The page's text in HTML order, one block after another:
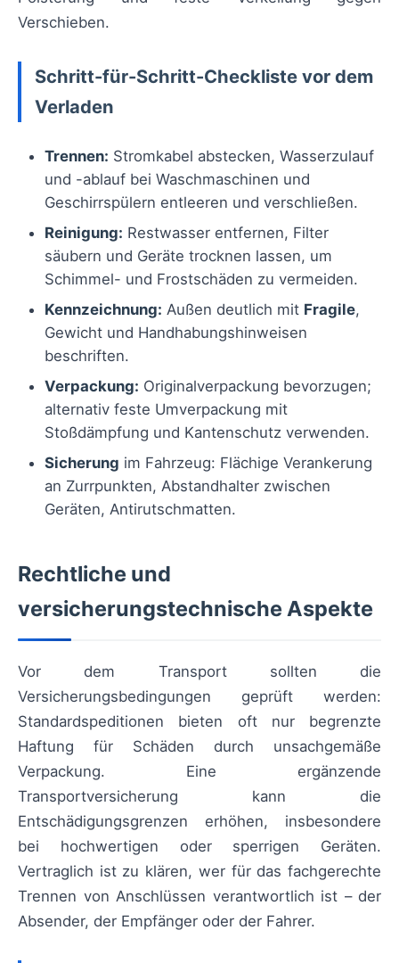
Verschieben.
Schritt-für-Schritt-Checkliste vor dem
Verladen
Trennen: Stromkabel abstecken, Wasserzulauf
und -ablauf bei Waschmaschinen und
Geschirrspülern entleeren und verschließen.
Reinigung: Restwasser entfernen, Filter
säubern und Geräte trocknen lassen, um
Schimmel- und Frostschäden zu vermeiden.
Kennzeichnung: Außen deutlich mit Fragile,
Gewicht und Handhabungshinweisen
beschriften.
Verpackung: Originalverpackung bevorzugen;
alternativ feste Umverpackung mit
Stoßdämpfung und Kantenschutz verwenden.
Sicherung im Fahrzeug: Flächige Verankerung
an Zurrpunkten, Abstandhalter zwischen
Geräten, Antirutschmatten.
Rechtliche und
versicherungstechnische Aspekte
Vor dem Transport sollten die
Versicherungsbedingungen geprüft werden:
Standardspeditionen bieten oft nur begrenzte
Haftung für Schäden durch unsachgemäße
Verpackung. Eine ergänzende
Transportversicherung kann die
Entschädigungsgrenzen erhöhen, insbesondere
bei hochwertigen oder sperrigen Geräten.
Vertraglich ist zu klären, wer für das fachgerechte
Trennen von Anschlüssen verantwortlich ist – der
Absender, der Empfänger oder der Fahrer.